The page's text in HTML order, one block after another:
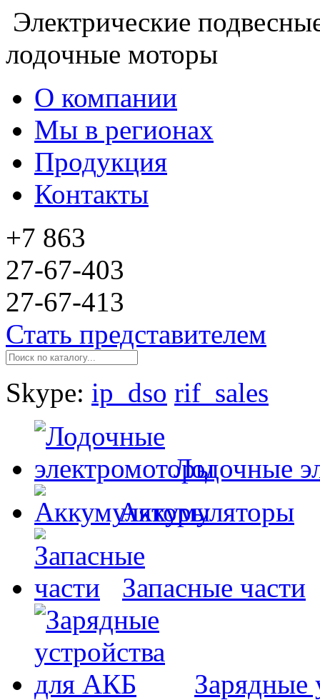
Электрические
лодочные моторы
О компании
Мы в регионах
Продукция
Контакты
+7 863
27-67-403
27-67-413
Стать представителем
Skype: ip_dso rif_sales
Лодочные
Аккумуляторы
Запасные части
Зарядные